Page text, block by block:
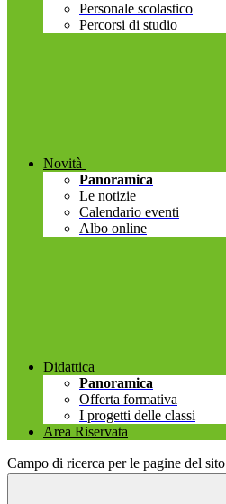
Personale scolastico
Percorsi di studio
Novità
Panoramica
Le notizie
Calendario eventi
Albo online
Didattica
Panoramica
Offerta formativa
I progetti delle classi
Area Riservata
Campo di ricerca per le pagine del sito